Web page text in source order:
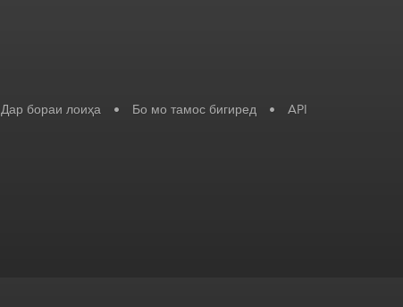
Дар бораи лоиҳа • Бо мо тамос бигиред • API